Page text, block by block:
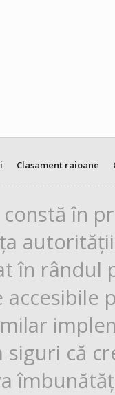
Clasament raioane
în
în rândul
siguri că